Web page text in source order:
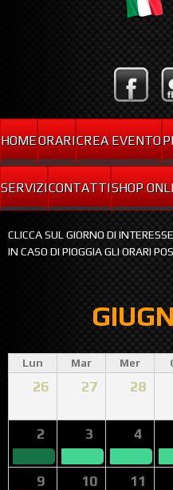
HOMEORARICREA EVENTO
SERVIZICONTATTISHOP
CLICCA SUL GIORNO DI
IN CASO DI PIOGGIA GLI ORARI
Lun Mar Mer
26 27 28
2 3 4
9 10 11